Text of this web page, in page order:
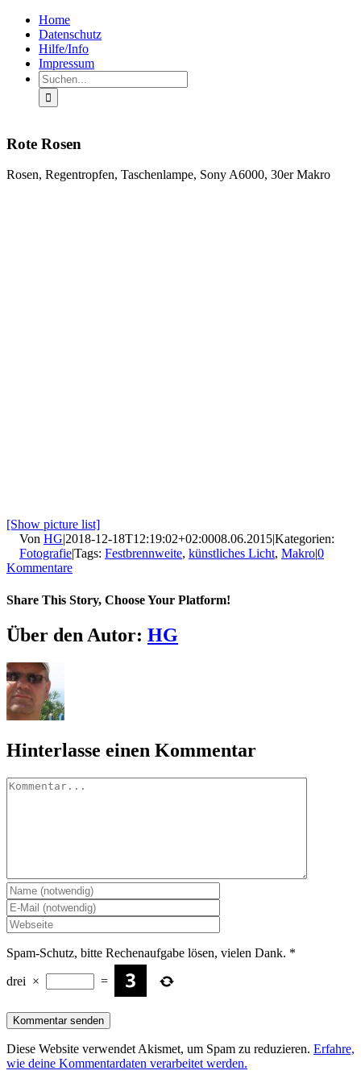
Zum
Inhalt
springen
FacebookHome
Datenschutz
Hilfe/Info
Impressum
Suche
nach:
Rote Rosen
Rosen, Regentropfen, Taschenlampe, Sony A6000, 30er Makro
[Show picture list]
Von HG|2018-12-18T12:19:02+02:0008.06.2015|Kategorien:
Fotografie|Tags: Festbrennweite, künstliches Licht, Makro|0
Kommentare
Share This Story, Choose Your Platform!
Facebook
X
LinkedIn
Pinterest
E-
Mail
Über den Autor: HG
Hinterlasse einen Kommentar
Kommentar
Spam-Schutz, bitte Rechenaufgabe lösen, vielen Dank. *
drei × =
Diese Website verwendet Akismet, um Spam zu reduzieren. Erfahre,
wie deine Kommentardaten verarbeitet werden.